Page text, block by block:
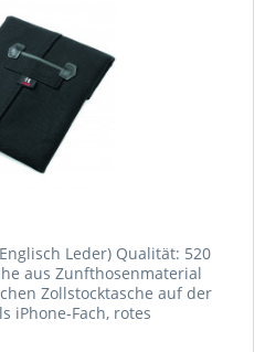
Leder) Qualität: 520
aus Zunfthosenmaterial
Zollstocktasche auf der
iPhone-Fach, rotes